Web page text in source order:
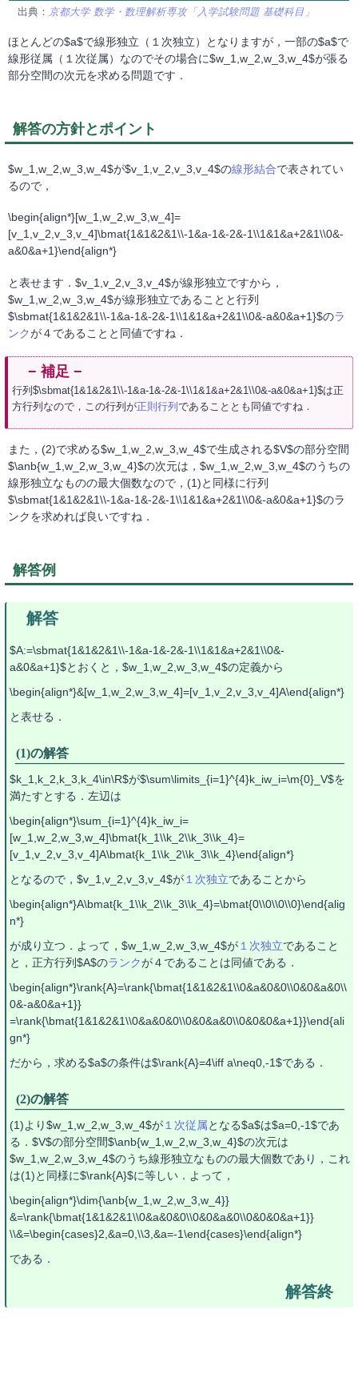
出典： 京都大学 数学・数理解析専攻「入学試験問題 基礎科目」
ほとんどの$a$で線形独立（１次独立）となりますが，一部の$a$で
線形従属（１次従属）なのでその場合に$w_1,w_2,w_3,w_4$が張る
部分空間の次元を求める問題です．
解答の方針とポイント
$w_1,w_2,w_3,w_4$が$v_1,v_2,v_3,v_4$の線形結合で表されてい
るので，
\begin{align*}[w_1,w_2,w_3,w_4]=
[v_1,v_2,v_3,v_4]\bmat{1&1&2&1\\-1&a-1&-2&-1\\1&1&a+2&1\\0&-
a&0&a+1}\end{align*}
と表せます．$v_1,v_2,v_3,v_4$が線形独立ですから，
$w_1,w_2,w_3,w_4$が線形独立であることと行列
$\sbmat{1&1&2&1\\-1&a-1&-2&-1\\1&1&a+2&1\\0&-a&0&a+1}$のラ
ンクが４であることと同値ですね．
行列$\sbmat{1&1&2&1\\-1&a-1&-2&-1\\1&1&a+2&1\\0&-a&0&a+1}$は正
方行列なので，この行列が正則行列 であることとも同値ですね．
また，(2)で求める$w_1,w_2,w_3,w_4$で生成される$V$の部分空間
$\anb{w_1,w_2,w_3,w_4}$の次元は，$w_1,w_2,w_3,w_4$のうちの
線形独立なものの最大個数なので，(1)と同様に行列
$\sbmat{1&1&2&1\\-1&a-1&-2&-1\\1&1&a+2&1\\0&-a&0&a+1}$のラ
ンクを求めれば良いですね．
解答例
$A:=\sbmat{1&1&2&1\\-1&a-1&-2&-1\\1&1&a+2&1\\0&-
a&0&a+1}$とおくと，$w_1,w_2,w_3,w_4$の定義から
\begin{align*}&[w_1,w_2,w_3,w_4]=[v_1,v_2,v_3,v_4]A\end{align*}
と表せる．
(1)の解答
$k_1,k_2,k_3,k_4\in\R$が$\sum\limits_{i=1}^{4}k_iw_i=\m{0}_V$を
満たすとする．左辺は
\begin{align*}\sum_{i=1}^{4}k_iw_i=
[w_1,w_2,w_3,w_4]\bmat{k_1\\k_2\\k_3\\k_4}=
[v_1,v_2,v_3,v_4]A\bmat{k_1\\k_2\\k_3\\k_4}\end{align*}
となるので，$v_1,v_2,v_3,v_4$が １次独立であることから
\begin{align*}A\bmat{k_1\\k_2\\k_3\\k_4}=\bmat{0\\0\\0\\0}\end{alig
n*}
が成り立つ．よって，$w_1,w_2,w_3,w_4$が １次独立であること
と，正方行列$A$のランクが４であることは同値である．
\begin{align*}\rank{A}=\rank{\bmat{1&1&2&1\\0&a&0&0\\0&0&a&0\\
0&-a&0&a+1}}
=\rank{\bmat{1&1&2&1\\0&a&0&0\\0&0&a&0\\0&0&0&a+1}}\end{ali
gn*}
だから，求める$a$の条件は$\rank{A}=4\iff a\neq0,-1$である．
(2)の解答
(1)より$w_1,w_2,w_3,w_4$が １次従属となる$a$は$a=0,-1$であ
る．$V$の部分空間$\anb{w_1,w_2,w_3,w_4}$の次元は
$w_1,w_2,w_3,w_4$のうち線形独立なものの最大個数であり，これ
は(1)と同様に$\rank{A}$に等しい．よって，
\begin{align*}\dim{\anb{w_1,w_2,w_3,w_4}}
&=\rank{\bmat{1&1&2&1\\0&a&0&0\\0&0&a&0\\0&0&0&a+1}}
\\&=\begin{cases}2,&a=0,\\3,&a=-1\end{cases}\end{align*}
である．